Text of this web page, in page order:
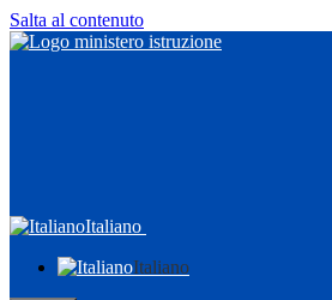
Salta al contenuto
Italiano
Italiano